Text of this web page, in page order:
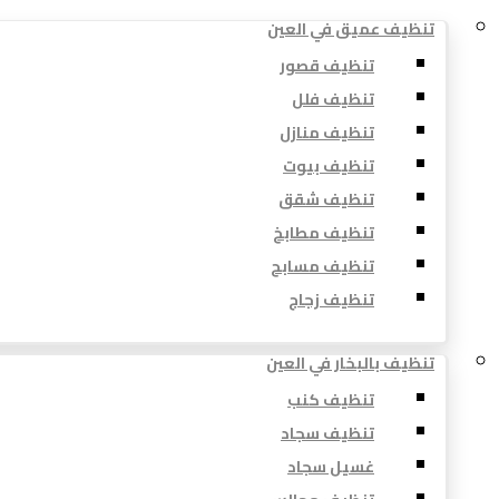
تنظيف عميق في العين
تنظيف قصور
تنظيف فلل
تنظيف منازل
تنظيف بيوت
تنظيف شقق
تنظيف مطابخ
تنظيف مسابح
تنظيف زجاج
تنظيف بالبخار في العين
تنظيف كنب
تنظيف سجاد
غسيل سجاد